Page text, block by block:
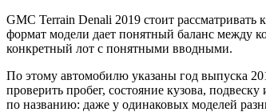
GMC Terrain Denali 2019 стоит рассматривать
формат модели дает понятный баланс между
конкретный лот с понятными вводными.
По этому автомобилю указаны год выпуска
проверить пробег, состояние кузова,
по названию: даже у одинаковых моделей